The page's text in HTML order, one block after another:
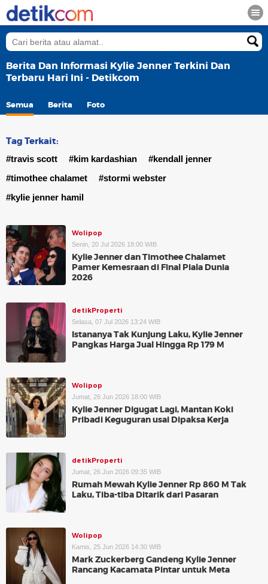
Berita Dan Informasi Kylie Jenner Terkini Dan
Terbaru Hari Ini - Detikcom
Semua Berita Foto
Tag Terkait:
#travis scott #kim kardashian
#kendall jenner
#timothee chalamet
#stormi webster
#kylie jenner hamil
Wolipop
Senin, 20 Jul 2026 18:00 WIB
Kylie Jenner dan Timothee Chalamet
Pamer Kemesraan di Final Piala Dunia
2026
detikProperti
Selasa, 07 Jul 2026 13:24 WIB
Istananya Tak Kunjung Laku, Kylie Jenner
Pangkas Harga Jual Hingga Rp 179 M
Wolipop
Jumat, 26 Jun 2026 18:00 WIB
Kylie Jenner Digugat Lagi, Mantan Koki
Pribadi Keguguran usai Dipaksa Kerja
detikProperti
Jumat, 26 Jun 2026 09:35 WIB
Rumah Mewah Kylie Jenner Rp 860 M Tak
Laku, Tiba-tiba Ditarik dari Pasaran
Wolipop
Kamis, 25 Jun 2026 14:30 WIB
Mark Zuckerberg Gandeng Kylie Jenner
Rancang Kacamata Pintar untuk Meta